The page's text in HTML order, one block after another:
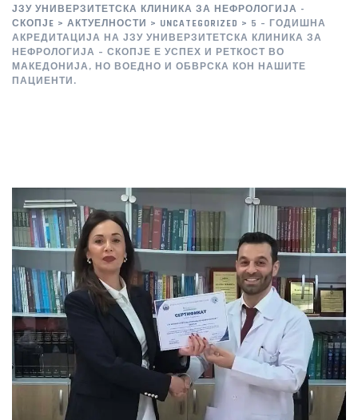
ЈЗУ УНИВЕРЗИТЕТСКА КЛИНИКА ЗА НЕФРОЛОГИЈА -
СКОПЈE > АКТУЕЛНОСТИ > UNCATEGORIZED > 5 – ГОДИШНА
АКРЕДИТАЦИЈА НА ЈЗУ УНИВЕРЗИТЕТСКА КЛИНИКА ЗА
НЕФРОЛОГИЈА – СКОПЈЕ Е УСПЕХ И РЕТКОСТ ВО
МАКЕДОНИЈА, НО ВОЕДНО И ОБВРСКА КОН НАШИТЕ
ПАЦИЕНТИ.